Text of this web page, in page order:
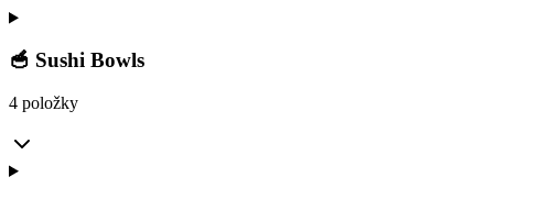
🥣 Sushi Bowls
4 položky